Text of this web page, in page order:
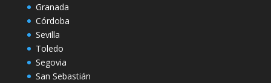
Granada
Córdoba
Sevilla
Toledo
Segovia
San Sebastián